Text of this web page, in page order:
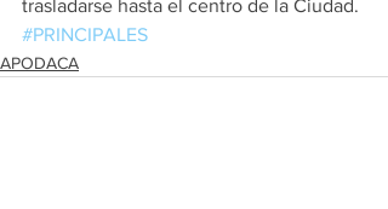
trasladarse hasta el centro de la Ciudad.
#PRINCIPALES
APODACA